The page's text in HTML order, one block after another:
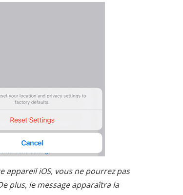
appareil iOS, vous ne pourrez pas
plus, le message apparaîtra la